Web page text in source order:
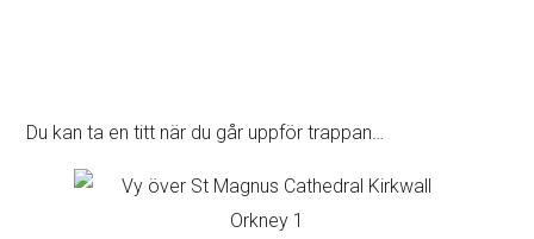
Du kan ta en titt när du går uppför trappan…